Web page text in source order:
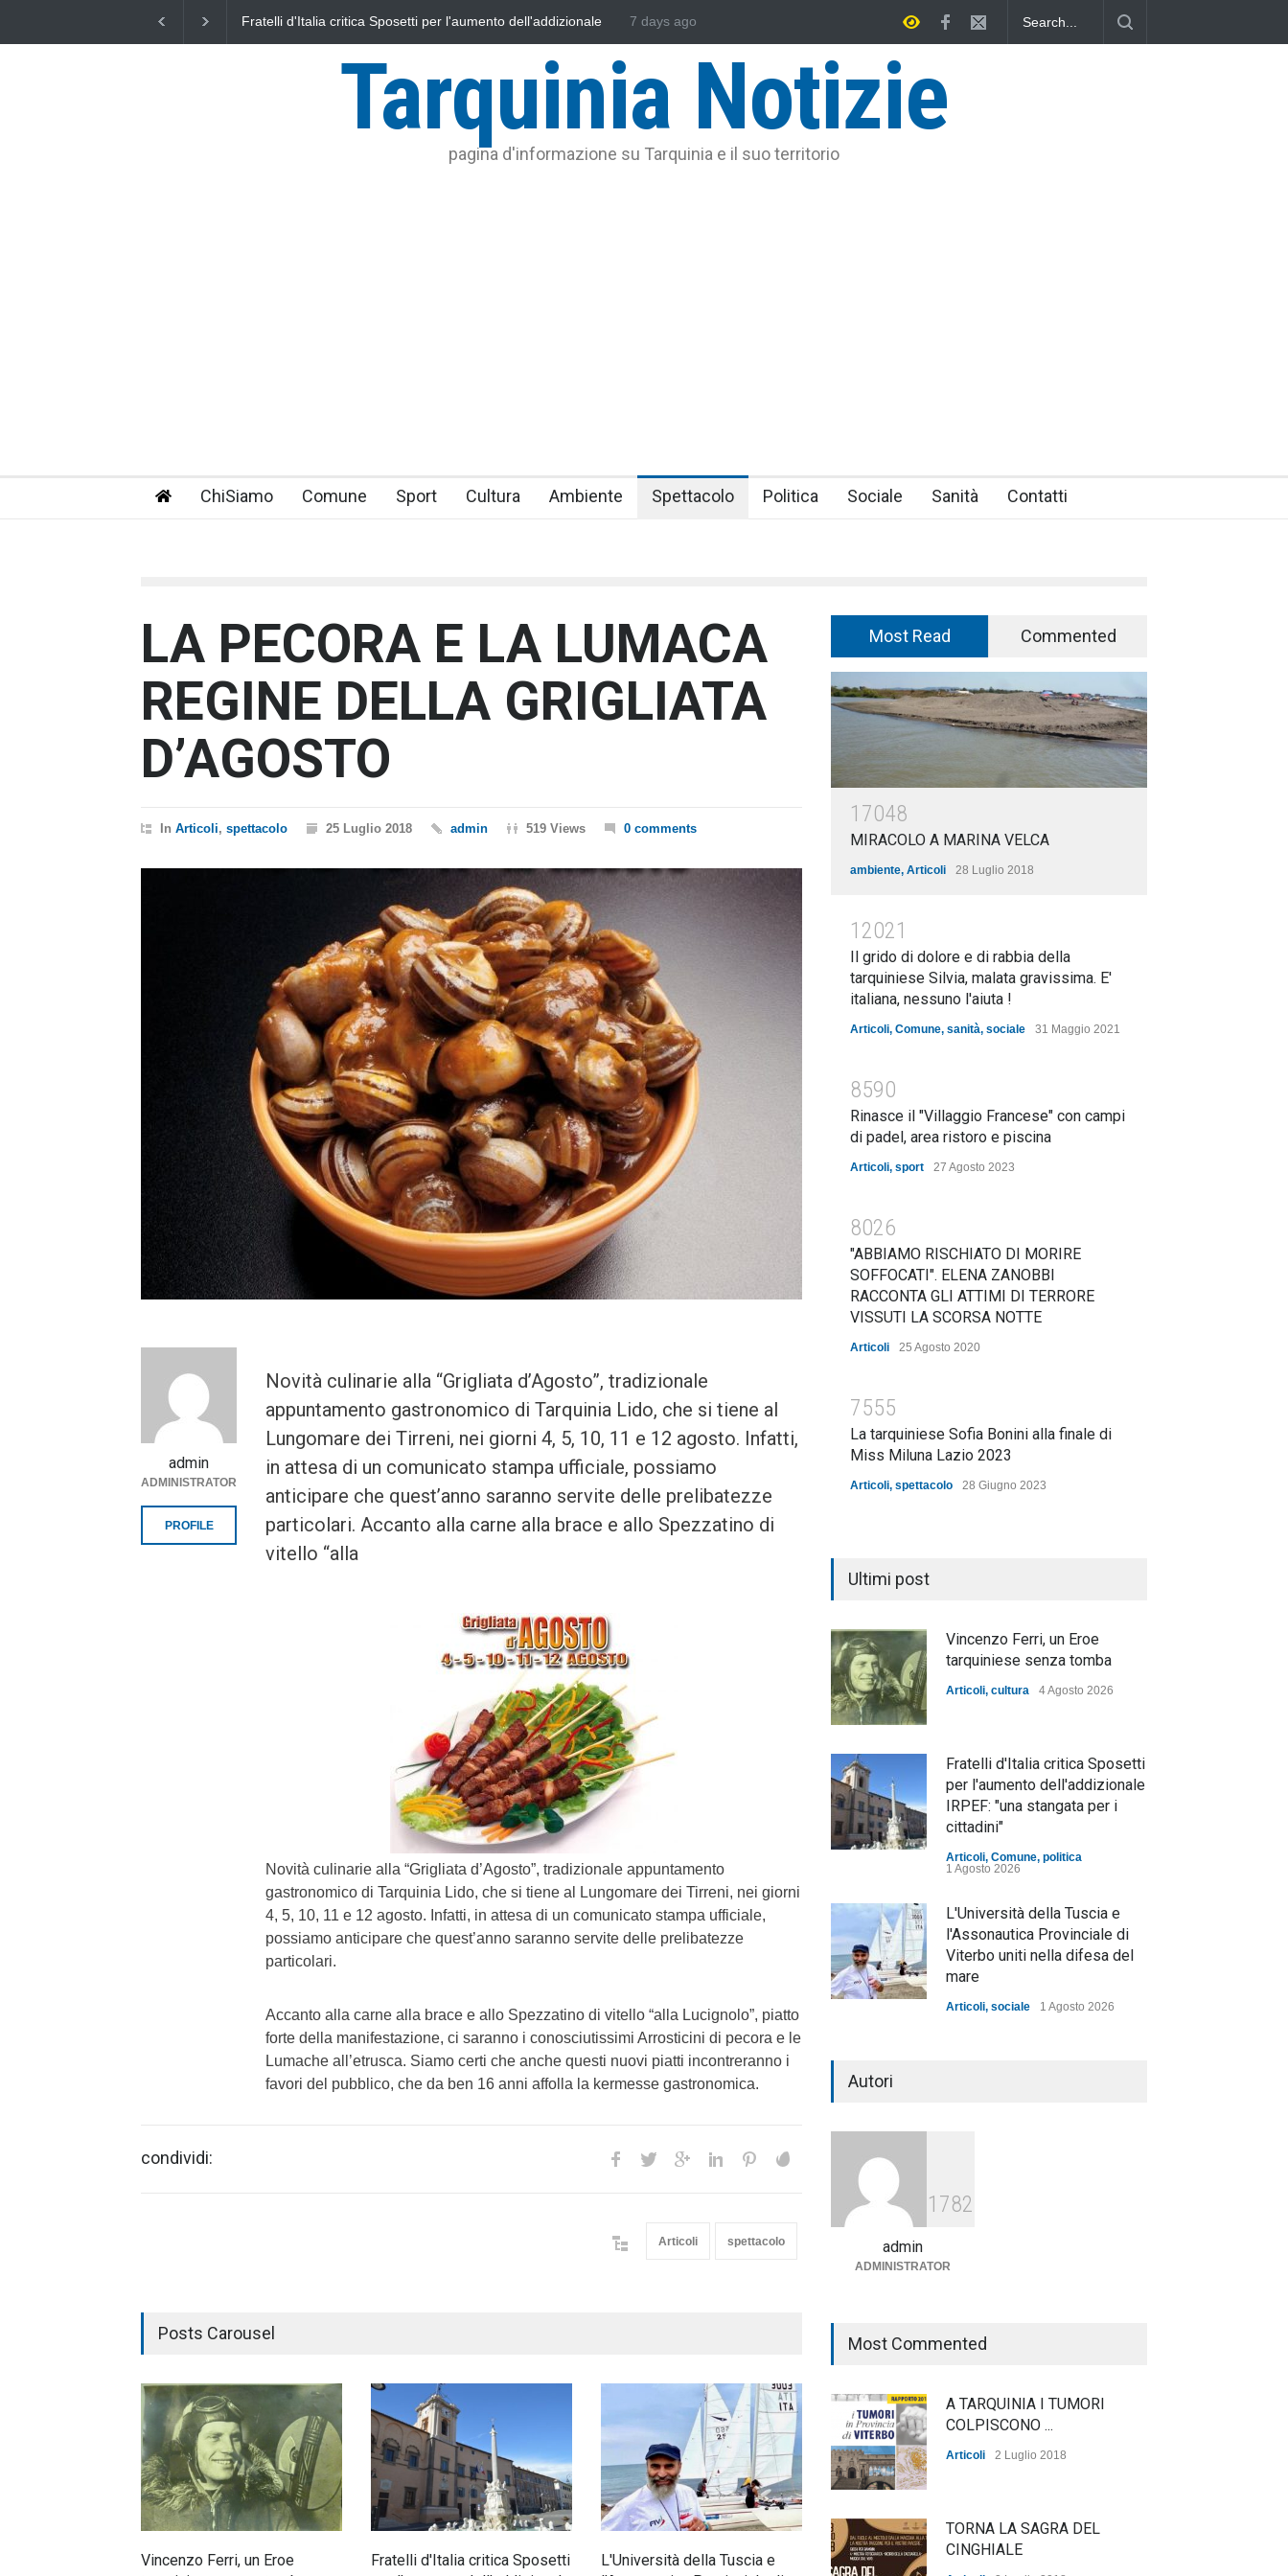
Fratelli d'Italia critica Sposetti per l'aumento dell'addizionale
L'Università della Tuscia e l'Assonautica Provinciale di Viterbo
Vincenzo Ferri, un Eroe tarquiniese senza tomba
7 days ago
Tarquinia Notizie
pagina d'informazione su Tarquinia e il suo territorio
ChiSiamo Comune Sport Cultura Ambiente Spettacolo Politica Sociale Sanità Contatti
LA PECORA E LA LUMACA
REGINE DELLA GRIGLIATA
D’AGOSTO
In Articoli, spettacolo 25 Luglio 2018 admin 519 Views 0 comments
Novità culinarie alla “Grigliata d’Agosto”, tradizionale
appuntamento gastronomico di Tarquinia Lido, che si tiene al
Lungomare dei Tirreni, nei giorni 4, 5, 10, 11 e 12 agosto. Infatti,
in attesa di un comunicato stampa ufficiale, possiamo
anticipare che quest’anno saranno servite delle prelibatezze
particolari. Accanto alla carne alla brace e allo Spezzatino di
vitello “alla
Novità culinarie alla “Grigliata d’Agosto”, tradizionale appuntamento
gastronomico di Tarquinia Lido, che si tiene al Lungomare dei Tirreni, nei giorni
4, 5, 10, 11 e 12 agosto. Infatti, in attesa di un comunicato stampa ufficiale,
possiamo anticipare che quest’anno saranno servite delle prelibatezze
particolari.
Accanto alla carne alla brace e allo Spezzatino di vitello “alla Lucignolo”, piatto
forte della manifestazione, ci saranno i conosciutissimi Arrosticini di pecora e le
Lumache all’etrusca. Siamo certi che anche questi nuovi piatti incontreranno i
favori del pubblico, che da ben 16 anni affolla la kermesse gastronomica.
admin
ADMINISTRATOR
PROFILE
condividi:
Articoli spettacolo
Posts Carousel
Vincenzo Ferri, un Eroe
Fratelli d'Italia critica Sposetti
L'Università della Tuscia e
Notte bianca a Tarquinia, un
Most Read Commented
17048
MIRACOLO A MARINA VELCA
ambiente, Articoli 28 Luglio 2018
12021
Il grido di dolore e di rabbia della
tarquiniese Silvia, malata gravissima. E'
italiana, nessuno l'aiuta !
Articoli, Comune, sanità, sociale 31 Maggio 2021
8590
Rinasce il "Villaggio Francese" con campi
di padel, area ristoro e piscina
Articoli, sport 27 Agosto 2023
8026
"ABBIAMO RISCHIATO DI MORIRE
SOFFOCATI". ELENA ZANOBBI
RACCONTA GLI ATTIMI DI TERRORE
VISSUTI LA SCORSA NOTTE
Articoli 25 Agosto 2020
7555
La tarquiniese Sofia Bonini alla finale di
Miss Miluna Lazio 2023
Articoli, spettacolo 28 Giugno 2023
Ultimi post
Vincenzo Ferri, un Eroe
tarquiniese senza tomba
Articoli, cultura 4 Agosto 2026
Fratelli d'Italia critica Sposetti
per l'aumento dell'addizionale
IRPEF: "una stangata per i
cittadini"
Articoli, Comune, politica
1 Agosto 2026
L'Università della Tuscia e
l'Assonautica Provinciale di
Viterbo uniti nella difesa del
mare
Articoli, sociale 1 Agosto 2026
arrivano i pagamenti PAC, la
soddisfazione del Ministro
ambiente
Autori
1782
admin
ADMINISTRATOR
Most Commented
A TARQUINIA I TUMORI
COLPISCONO ...
Articoli 2 Luglio 2018
TORNA LA SAGRA DEL
CINGHIALE